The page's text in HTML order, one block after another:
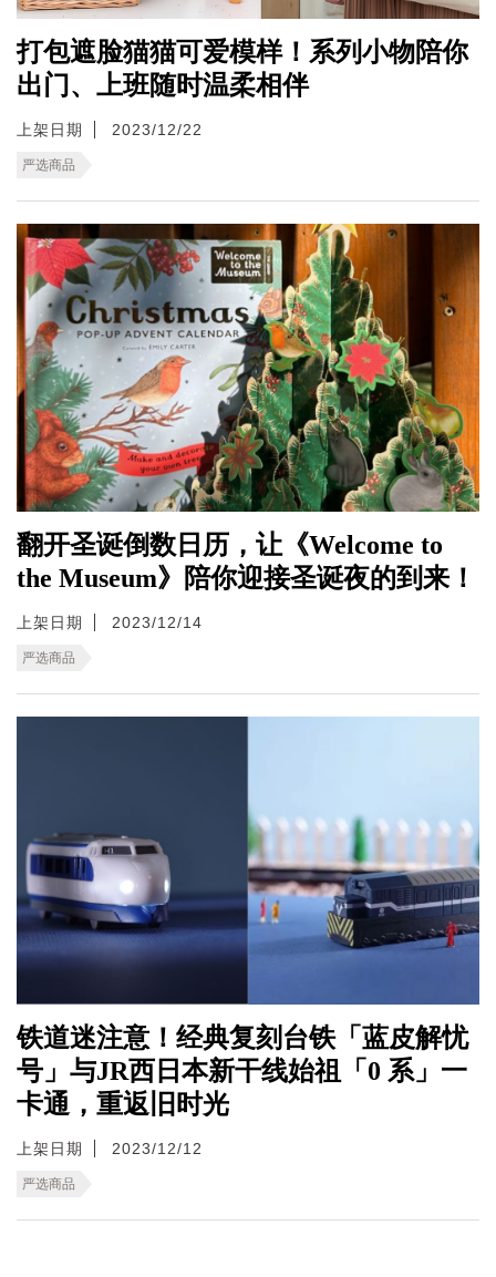
打包遮脸猫猫可爱模样！系列小物陪你
出门、上班随时温柔相伴
上架日期 2023/12/22
严选商品
翻开圣诞倒数日历，让《Welcome to
the Museum》陪你迎接圣诞夜的到来！
上架日期 2023/12/14
严选商品
铁道迷注意！经典复刻台铁「蓝皮解忧
号」与JR西日本新干线始祖「0 系」一
卡通，重返旧时光
上架日期 2023/12/12
严选商品